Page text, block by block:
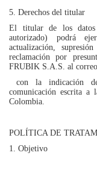
5. Derechos del titular
El titular de los datos
autorizado) podrá
actualización,
reclamación por
FRUBIK S.A.S. al
con la indicación
comunicación escrita a
Colombia.
POLÍTICA DE
1. Objetivo